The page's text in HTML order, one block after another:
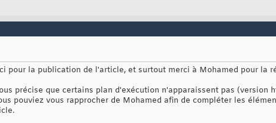
pour la publication de l'article, et surtout merci à Mohamed pour la
précise que certains plan d'exécution n'apparaissent pas (version
pouviez vous rapprocher de Mohamed afin de compléter les